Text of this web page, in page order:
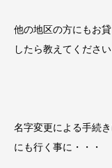
他の地区の方にもお
したら教えてくださ
名字変更による手続
にも行く事に・・・